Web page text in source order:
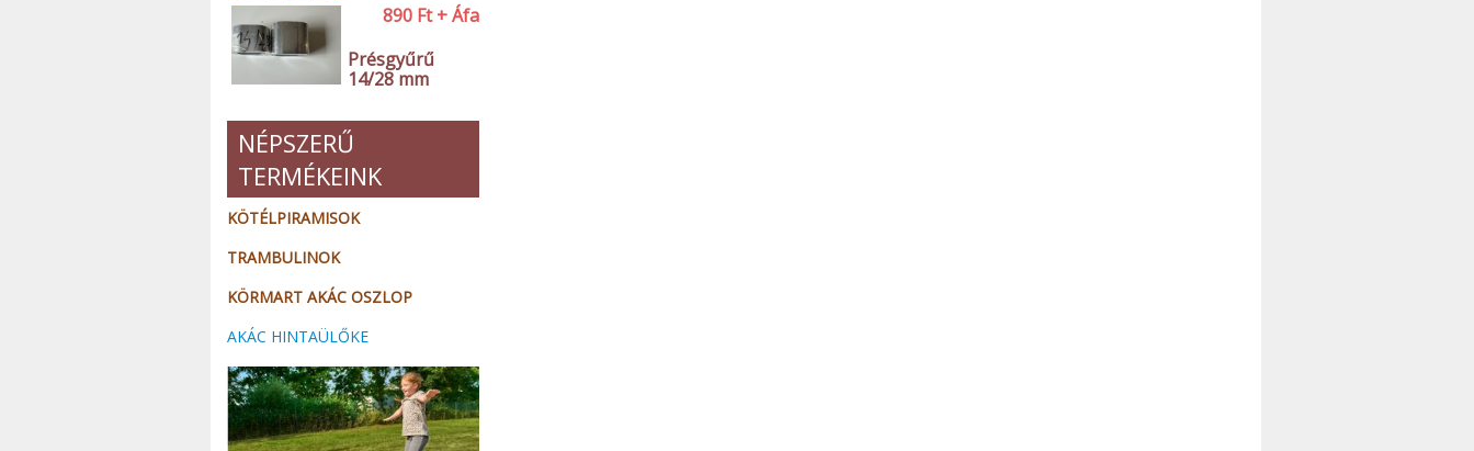
Présgyűrű
14/28 mm
890 Ft + Áfa
NÉPSZERŰ
TERMÉKEINK
KÖTÉLPIRAMISOK
TRAMBULINOK
KÖRMART AKÁC OSZLOP
AKÁC HINTAÜLŐKE